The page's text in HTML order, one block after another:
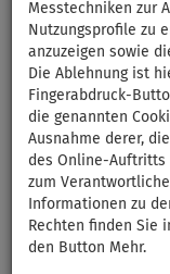
Messtechniken zur
Nutzungsprofile zu
anzuzeigen sowie
Die Ablehnung ist
Fingerabdruck-
die genannten
Ausnahme derer,
des Online-Auftritts
zum
Informationen zu
Rechten finden Sie
den Button Mehr.
SUP
SC incl.
Board
Größe: